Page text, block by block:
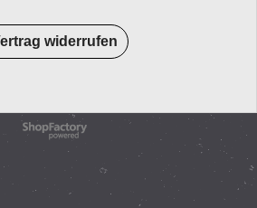
widerrufen
WebShop erstellt mit
ShopFactory Shop